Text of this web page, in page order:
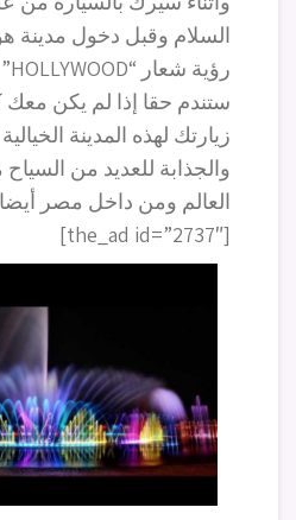
السلام وقبل دخول مدينة
رؤية شعار “HOLLYWOOD”
ستندم حقا إذا لم يكن معك
زيارتك لهذه المدينة
والجذابة للعديد من
العالم ومن داخل مصر أيضا
[the_ad id=”2737″]